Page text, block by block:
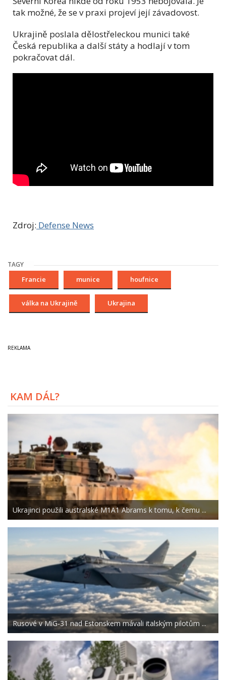
tak možné, že se v praxi projeví její závadovost.
Ukrajině poslala dělostřeleckou munici také
Česká republika a další státy a hodlají v tom
pokračovat dál.
Zdroj: Defense News
TAGY
Francie munice houfnice
válka na Ukrajině Ukrajina
KAM DÁL?
Ukrajinci použili australské M1A1 Abrams k tomu, k čemu ...
Rusové v MiG-31 nad Estonskem mávali italským pilotům ...